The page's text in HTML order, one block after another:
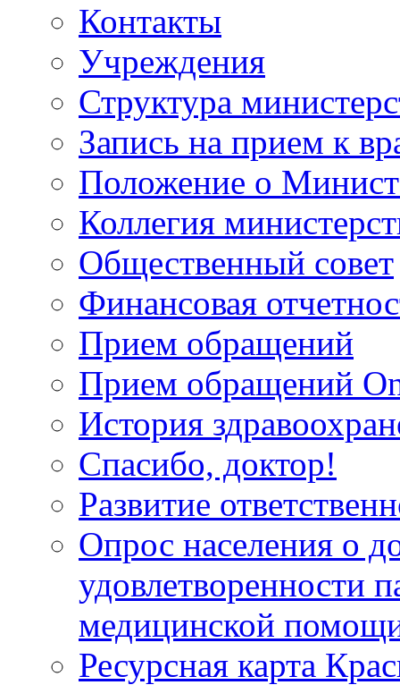
Контакты
Учреждения
Структура
Запись на прием к
Положение о
Коллегия
Общественный совет
Финансовая
Прием обращений
Прием обращений
История
Спасибо, доктор!
Развитие
Опрос населения о
удовлетворенности
медицинской
Ресурсная карта